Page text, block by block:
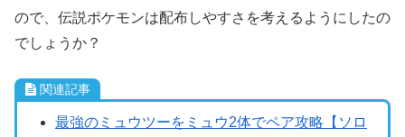
ので、伝説ポケモンは配布しやすさを考えるようにしたの
でしょうか？
関連記事
最強のミュウツーをミュウ2体でペア攻略【ソロ